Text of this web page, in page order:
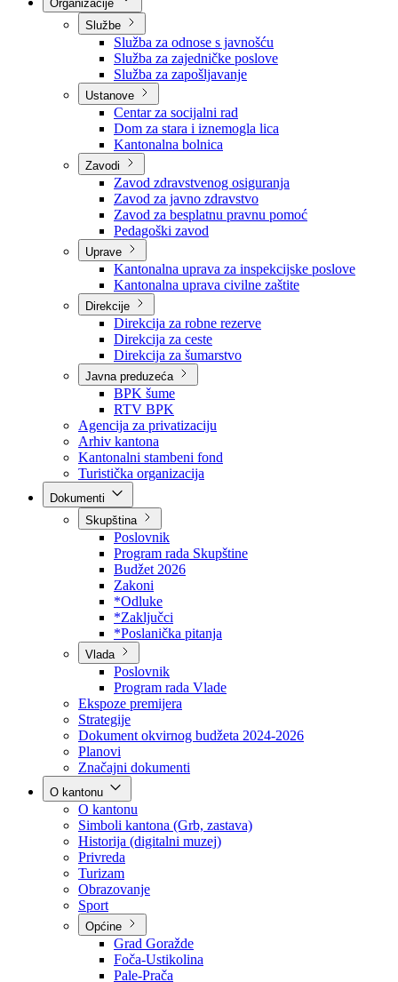
Nadležnosti
Sjednice Vlade
Službe
Služba za odnose s javnošću
Služba za zajedničke poslove
Služba za zapošljavanje
Ustanove
Centar za socijalni rad
Dom za stara i iznemogla lica
Kantonalna bolnica
Zavodi
Zavod zdravstvenog osiguranja
Zavod za javno zdravstvo
Zavod za besplatnu pravnu pomoć
Pedagoški zavod
Uprave
Kantonalna uprava za inspekcijske poslove
Kantonalna uprava civilne zaštite
Direkcije
Direkcija za robne rezerve
Direkcija za ceste
Direkcija za šumarstvo
Javna preduzeća
BPK šume
RTV BPK
Agencija za privatizaciju
Arhiv kantona
Kantonalni stambeni fond
Turistička organizacija
Skupština
Poslovnik
Program rada Skupštine
Budžet 2026
Zakoni
*Odluke
*Zaključci
*Poslanička pitanja
Vlada
Poslovnik
Program rada Vlade
Ekspoze premijera
Strategije
Dokument okvirnog budžeta 2024-2026
Planovi
Značajni dokumenti
O kantonu
O kantonu
Simboli kantona (Grb, zastava)
Historija (digitalni muzej)
Privreda
Turizam
Obrazovanje
Općine